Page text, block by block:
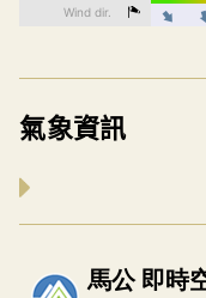
氣象資訊
內嵌空氣品質